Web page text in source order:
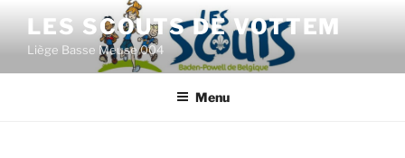
contenu
principal
LES SCOUTS DE VOTTEM
Liège Basse Meuse 004
Menu